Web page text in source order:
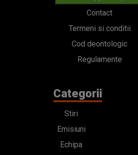
Contact
Termeni si conditii
Cod deontologic
Regulamente
Categorii
Stiri
Emisiuni
Echipa